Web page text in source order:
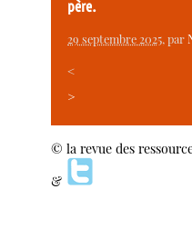
père.
29 septembre 2025, par
<
>
© la revue des
&